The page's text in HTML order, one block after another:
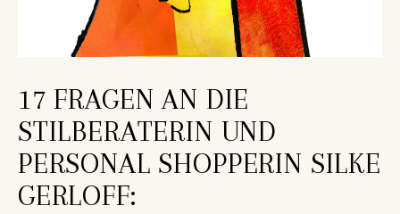
17 FRAGEN AN DIE
STILBERATERIN UND
PERSONAL SHOPPERIN SILKE
GERLOFF: